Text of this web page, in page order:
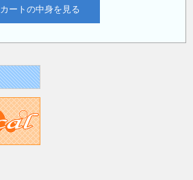
カートの中身を見る